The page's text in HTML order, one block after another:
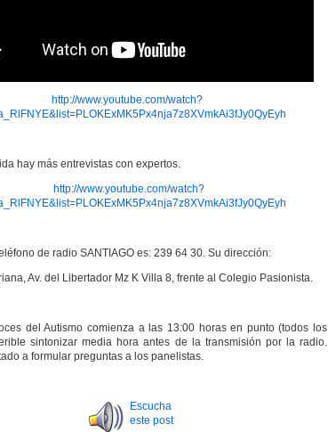
http://www.youtube.com/watch?
hay más entrevistas con expertos.
http://www.youtube.com/watch?
de radio SANTIAGO es: 239 64 30. Su dirección:
Av. del Libertador Mz K Villa 8, frente al Colegio Pasionista.
del Autismo comienza a las 13:00 horas en punto (todos los
sintonizar media hora antes de la transmisión por la radio.
a formular preguntas a los panelistas.
Escucha
este post